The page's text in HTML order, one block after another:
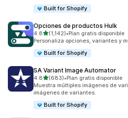
Built for Shopify
Opciones de productos Hulk
4.8de 5 estrellas
(1,142)
1142 reseñas en total
•Plan gratis disponible
Personaliza opciones, variantes y
Built for Shopify
SA Variant Image Automator
4.8de 5 estrellas
(683)
683 reseñas en total
•Plan gratis disponible
Muestra múltiples imágenes de
imágenes de variantes.
Built for Shopify